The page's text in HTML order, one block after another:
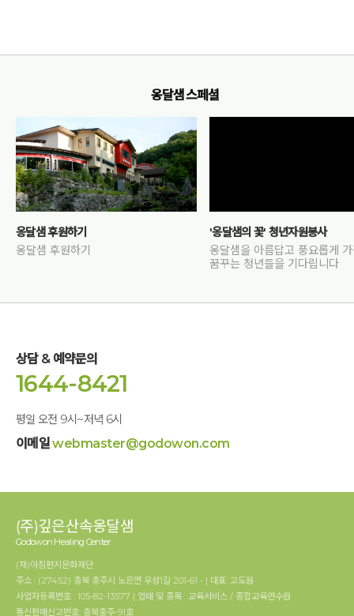
옹달샘 스페셜
옹달샘 후원하기
옹달샘 후원하기
'옹달샘의 꽃' 청년자원봉사
옹달샘을 아름답고 풍요롭게
꿈꾸는 청년들을 기다립니다
상담 & 예약문의
1644-8421
평일 오전 9시~저녁 6시
이메일webmaster@godowon.com
(주)깊은산속옹달샘
Godowon Healing Center
(재)아침편지문화재단
주소 : (27452) 충북 충주시 노은면 우성1길 201-61 - | 대표: 고도원
사업자등록번호 : 105-82-13577 | 업태 및 종목 : 교육서비스 / 종합교육연수원
통신판매신고번호: 충북충주-91호